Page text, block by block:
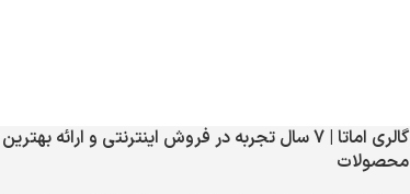
گالری اماتا | 7 سال تجربه در فروش اینترنتی و ارائه بهترین
محصولات